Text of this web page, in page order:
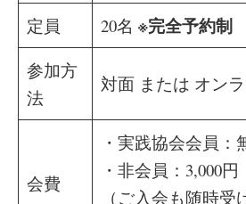
定員 20名※完全予約制
参加方
法
対面 または オン
会費
・実践協会会員：
・非会員：3,000円
（ご入会も随時受